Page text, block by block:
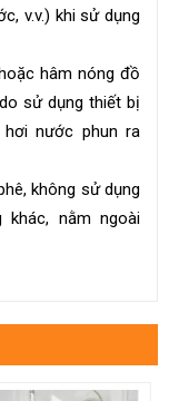
v.v.) khi sử dụng
hâm nóng đồ
sử dụng thiết bị
nước phun ra
không sử dụng
nằm ngoài